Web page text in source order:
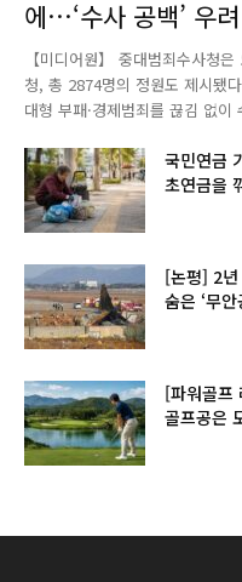
에…‘수사 공백’ 우려
【미디어원】 중대범죄수사청
청, 총 2874명의 정원도 제시됐
대형 부패·경제범죄를 끊김 없이
국민연금
초연금을
[논평] 2년
숨은 ‘무
[파워골프
골프공은